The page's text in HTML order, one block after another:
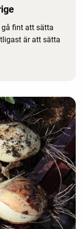
gå fint att sätta
är att sätta